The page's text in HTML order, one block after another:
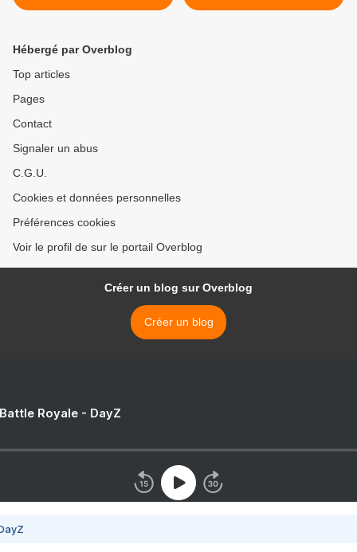
par Reuters – faisons le
son territoire » sur le
Hébergé par Overblog
Top articles
Pages
Contact
Signaler un abus
C.G.U.
Cookies et données personnelles
Préférences cookies
Voir le profil de sur le portail Overblog
Créer un blog sur Overblog
Créer un blog
Royale - DayZ